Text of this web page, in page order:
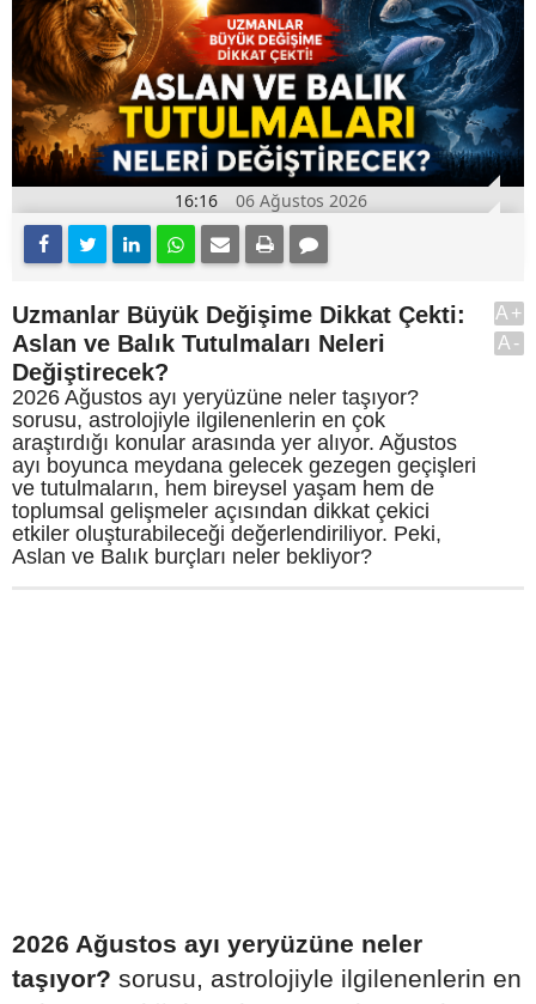
16:16 06 Ağustos 2026
Uzmanlar Büyük Değişime Dikkat Çekti:
Aslan ve Balık Tutulmaları Neleri
Değiştirecek?
2026 Ağustos ayı yeryüzüne neler taşıyor?
sorusu, astrolojiyle ilgilenenlerin en çok
araştırdığı konular arasında yer alıyor. Ağustos
ayı boyunca meydana gelecek gezegen geçişleri
ve tutulmaların, hem bireysel yaşam hem de
toplumsal gelişmeler açısından dikkat çekici
etkiler oluşturabileceği değerlendiriliyor. Peki,
Aslan ve Balık burçları neler bekliyor?
A+
A-
2026 Ağustos ayı yeryüzüne neler
taşıyor? sorusu, astrolojiyle ilgilenenlerin en